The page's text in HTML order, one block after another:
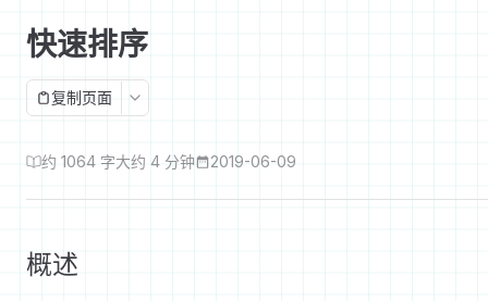
快速排序
复制页面
约 1064 字大约 4 分钟 2019-06-09
概述